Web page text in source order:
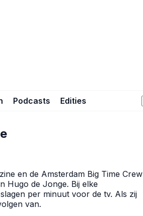
Podcasts Edities
en de Amsterdam Big Time Crew
Hugo de Jonge. Bij elke
per minuut voor de tv. Als zij
van.